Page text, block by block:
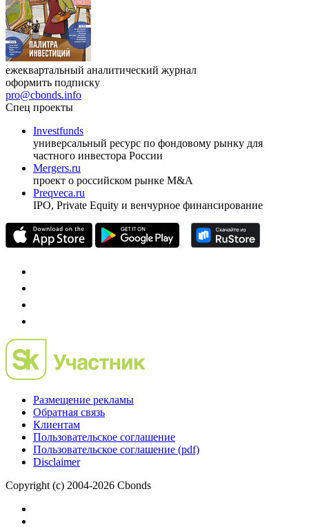
ежеквартальный аналитический журнал
оформить подписку
pro@cbonds.info
Спец проекты
Investfunds
универсальный ресурс по фондовому рынку для
частного инвестора России
Mergers.ru
проект о российском рынке M&A
Preqveca.ru
IPO, Private Equity и венчурное финансирование
Размещение рекламы
Обратная связь
Клиентам
Пользовательское соглашение
Пользовательское соглашение (pdf)
Disclaimer
Copyright (c) 2004-2026 Cbonds